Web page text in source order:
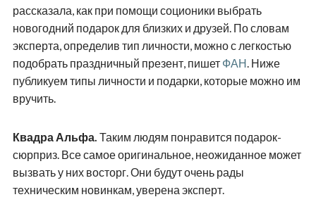
рассказала, как при помощи соционики выбрать
новогодний подарок для близких и друзей. По словам
эксперта, определив тип личности, можно с легкостью
подобрать праздничный презент, пишет ФАН. Ниже
публикуем типы личности и подарки, которые можно им
вручить.
Квадра Альфа. Таким людям понравится подарок-
сюрприз. Все самое оригинальное, неожиданное может
вызвать у них восторг. Они будут очень рады
техническим новинкам, уверена эксперт.